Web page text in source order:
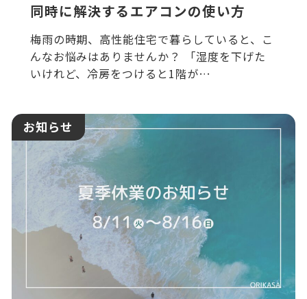
同時に解決するエアコンの使い方
梅雨の時期、高性能住宅で暮らしていると、こ
んなお悩みはありませんか？ 「湿度を下げた
いけれど、冷房をつけると1階が…
お知らせ